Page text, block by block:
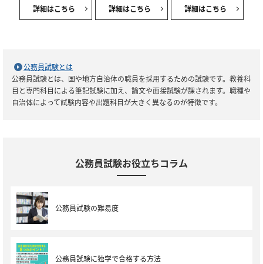
詳細はこちら 詳細はこちら 詳細はこちら
公務員試験とは
公務員試験とは、国や地方自治体の職員を採用するための試験です。教養科
目と専門科目による筆記試験に加え、論文や面接試験が課されます。職種や
自治体によって試験内容や出題科目が大きく異なるのが特徴です。
公務員試験お役立ちコラム
公務員試験の難易度
公務員試験に独学で合格する方法